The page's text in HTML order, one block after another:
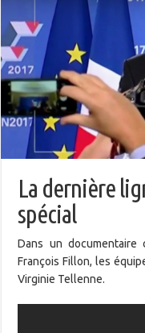
La dernière
spécial
Dans un documentaire
François Fillon, les
Virginie Tellenne.